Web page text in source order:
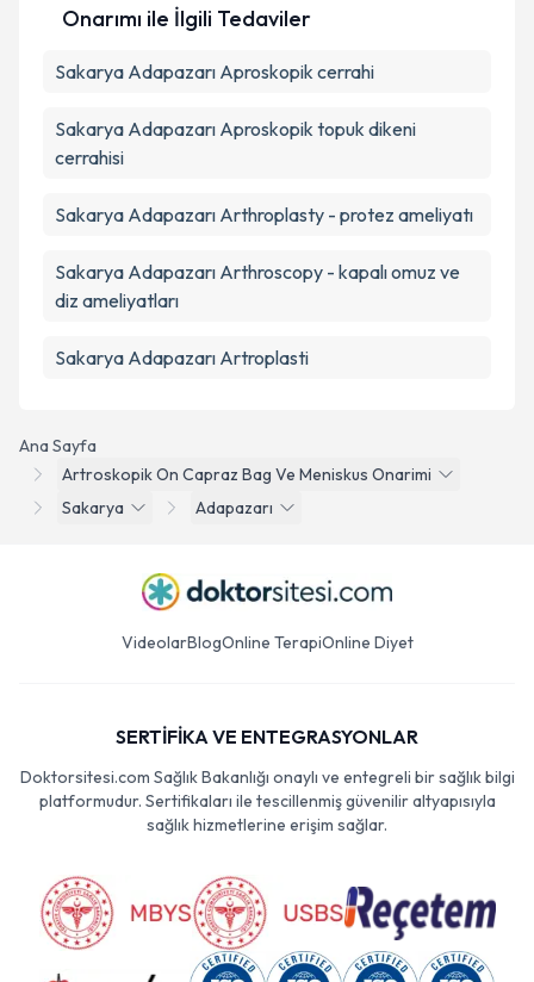
Ana Sayfa
Artroskopik On Capraz Bag Ve Meniskus Onarimi
Sakarya
Adapazarı
Onarımı ile İlgili Tedaviler
Sakarya Adapazarı Aproskopik cerrahi
Sakarya Adapazarı Aproskopik topuk dikeni
cerrahisi
Sakarya Adapazarı Arthroplasty - protez ameliyatı
Sakarya Adapazarı Arthroscopy - kapalı omuz ve
diz ameliyatları
Sakarya Adapazarı Artroplasti
VideolarBlogOnline TerapiOnline Diyet
SERTİFİKA VE ENTEGRASYONLAR
Doktorsitesi.com Sağlık Bakanlığı onaylı ve entegreli bir sağlık bilgi
platformudur. Sertifikaları ile tescillenmiş güvenilir altyapısıyla
sağlık hizmetlerine erişim sağlar.